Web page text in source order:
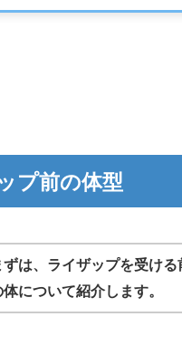
プ前の体型
ずは、ライザップを受ける
体について紹介します。